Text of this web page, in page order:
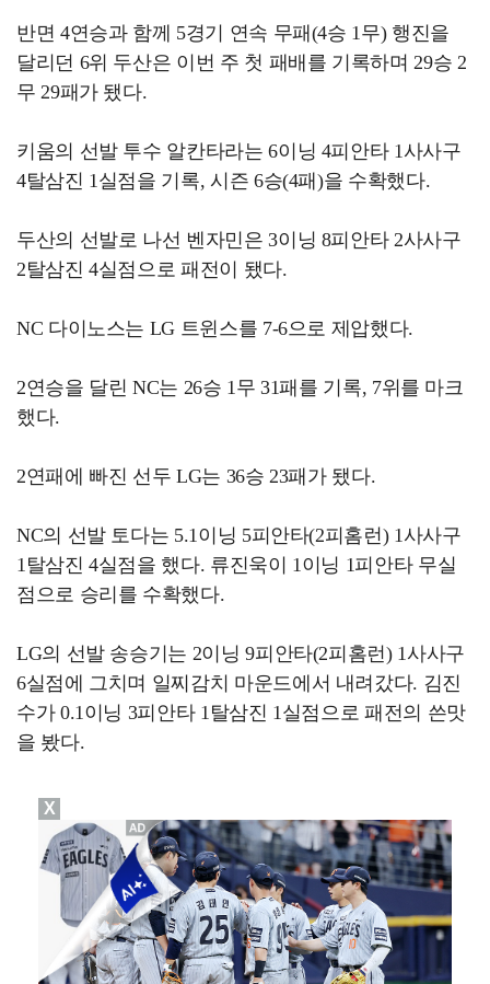
반면 4연승과 함께 5경기 연속 무패(4승 1무) 행진을
달리던 6위 두산은 이번 주 첫 패배를 기록하며 29승 2
무 29패가 됐다.
키움의 선발 투수 알칸타라는 6이닝 4피안타 1사사구
4탈삼진 1실점을 기록, 시즌 6승(4패)을 수확했다.
두산의 선발로 나선 벤자민은 3이닝 8피안타 2사사구
2탈삼진 4실점으로 패전이 됐다.
NC 다이노스는 LG 트윈스를 7-6으로 제압했다.
2연승을 달린 NC는 26승 1무 31패를 기록, 7위를 마크
했다.
2연패에 빠진 선두 LG는 36승 23패가 됐다.
NC의 선발 토다는 5.1이닝 5피안타(2피홈런) 1사사구
1탈삼진 4실점을 했다. 류진욱이 1이닝 1피안타 무실
점으로 승리를 수확했다.
LG의 선발 송승기는 2이닝 9피안타(2피홈런) 1사사구
6실점에 그치며 일찌감치 마운드에서 내려갔다. 김진
수가 0.1이닝 3피안타 1탈삼진 1실점으로 패전의 쓴맛
을 봤다.
X